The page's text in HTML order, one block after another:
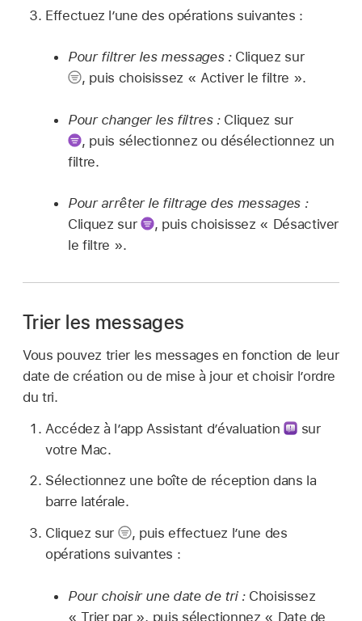
Effectuez l’une des opérations suivantes :
Pour filtrer les messages :Cliquez sur
, puis choisissez « Activer le filtre ».
Pour changer les filtres :Cliquez sur
, puis sélectionnez ou désélectionnez un
filtre.
Pour arrêter le filtrage des messages :
Cliquez sur
, puis choisissez « Désactiver
le filtre ».
Trier les messages
Vous pouvez trier les messages en fonction de leur
date de création ou de mise à jour et choisir l’ordre
du tri.
Accédez à l’app Assistant d’évaluation
sur
votre Mac.
Sélectionnez une boîte de réception dans la
barre latérale.
Cliquez sur
, puis effectuez l’une des
opérations suivantes :
Pour choisir une date de tri :Choisissez
« Trier par », puis sélectionnez « Date de